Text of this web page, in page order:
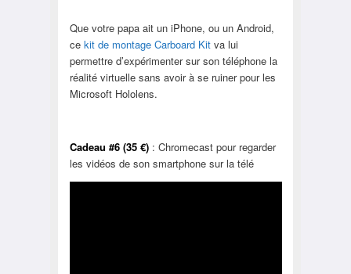
Que votre papa ait un iPhone, ou un Android,
ce kit de montage Carboard Kitva lui
permettre d’expérimenter sur son téléphone la
réalité virtuelle sans avoir à se ruiner pour les
Microsoft Hololens.
Cadeau #6 (35 €): Chromecast pour regarder
les vidéos de son smartphone sur la télé